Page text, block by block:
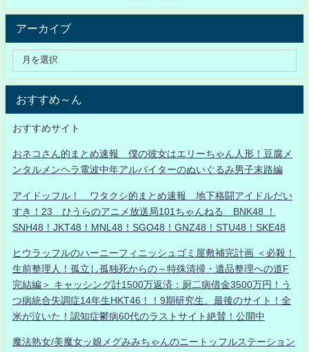
アーカイブ
おすすめ～ん
おすすめサイト
おネコさん的まとめ速報 僕の彼女はエリーちゃん人形！豆腐メ
ンタルメンヘラ電波中年アルバイターのぬいぐるみ男子末路編
アイドッフル！ ワタクシ的まとめ速報 地下格闘アイドルだい
すき！23 ひうらのアニメ放送局101ちゃんねる BNK48 ！
SNH48！JKT48！MNL48！SGO48！GNZ48！STU48！SKE48
ヒウラッフルのハーニーフィニッシュゴミ屋敷補完計画 ＜必殺！
生前整理人！孤立し孤独死からの～特殊清掃・遺品整理への道F
完結編＞ キャッシング計1500万返済：厨二病借金3500万円！う
つ病統合失調症14年生HKT46！！9期研究生、最後のサイト！全
米が泣いた！認知症鬱病60代のラストサイト絶賛！公開中
魔法熟女/美魔女ッ娘メグみみちゃんのニートッフルステーション